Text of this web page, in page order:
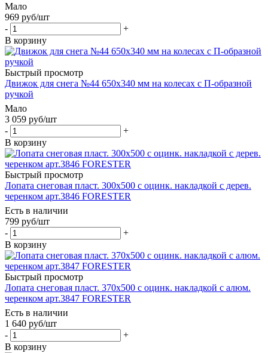
Мало
969 руб/шт
-
+
В корзину
Быстрый просмотр
Движок для снега №44 650х340 мм на колесах с П-образной
ручкой
Мало
3 059 руб/шт
-
+
В корзину
Быстрый просмотр
Лопата снеговая пласт. 300х500 с оцинк. накладкой с дерев.
черенком арт.3846 FORESTER
Есть в наличии
799 руб/шт
-
+
В корзину
Быстрый просмотр
Лопата снеговая пласт. 370х500 с оцинк. накладкой с алюм.
черенком арт.3847 FORESTER
Есть в наличии
1 640 руб/шт
-
+
В корзину